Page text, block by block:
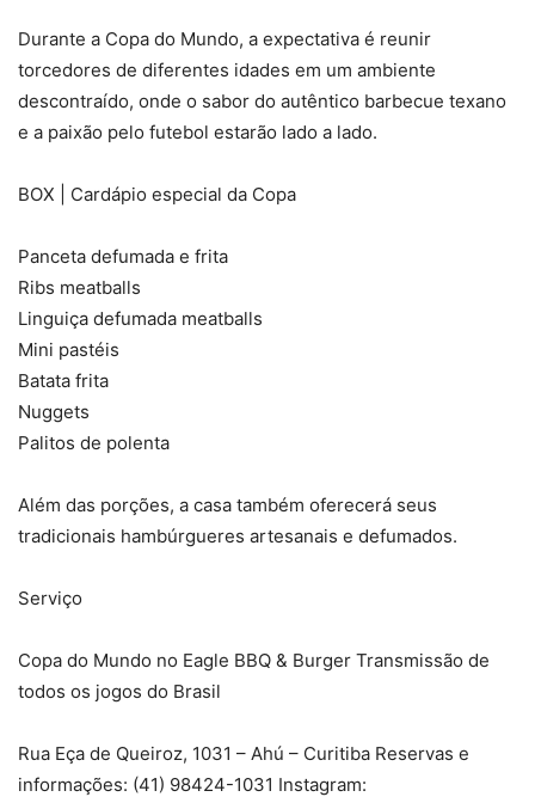
Durante a Copa do Mundo, a expectativa é reunir
torcedores de diferentes idades em um ambiente
descontraído, onde o sabor do autêntico barbecue texano
e a paixão pelo futebol estarão lado a lado.
BOX | Cardápio especial da Copa
Panceta defumada e frita
Ribs meatballs
Linguiça defumada meatballs
Mini pastéis
Batata frita
Nuggets
Palitos de polenta
Além das porções, a casa também oferecerá seus
tradicionais hambúrgueres artesanais e defumados.
Serviço
Copa do Mundo no Eagle BBQ & Burger Transmissão de
todos os jogos do Brasil
Rua Eça de Queiroz, 1031 – Ahú – Curitiba Reservas e
informações: (41) 98424-1031 Instagram: